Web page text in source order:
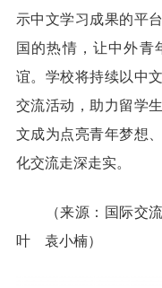
示中文学习成果的平
国的热情，让中外青
谊。学校将持续以中
交流活动，助力留学
文成为点亮青年梦想
化交流走深走实。
（来源：国际交
叶 袁小楠）